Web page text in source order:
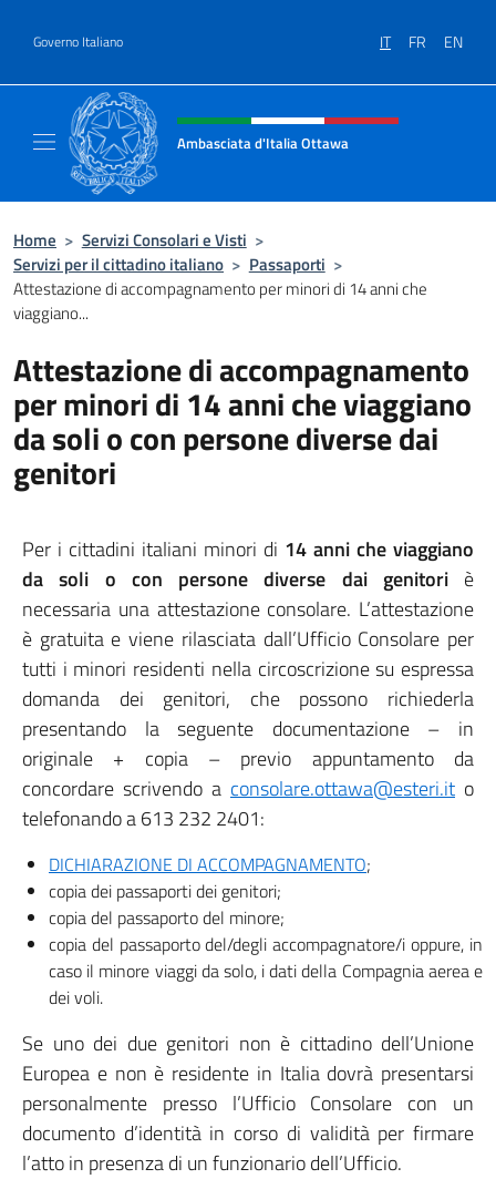
Governo Italiano IT FR EN
Intestazione sito, social e menù
Ambasciata d'Italia Ottawa
Home > Servizi Consolari e Visti >
Servizi per il cittadino italiano > Passaporti >
Attestazione di accompagnamento per minori di 14 anni che
viaggiano...
Attestazione di accompagnamento
per minori di 14 anni che viaggiano
da soli o con persone diverse dai
genitori
Per i cittadini italiani minori di 14 anni che viaggiano
da soli o con persone diverse dai genitoriè
necessaria una attestazione consolare. L’attestazione
è gratuita e viene rilasciata dall’Ufficio Consolare per
tutti i minori residenti nella circoscrizione su espressa
domanda dei genitori, che possono richiederla
presentando la seguente documentazione – in
originale + copia – previo appuntamento da
concordare scrivendo a consolare.ottawa@esteri.it o
telefonando a 613 232 2401:
DICHIARAZIONE DI ACCOMPAGNAMENTO;
copia dei passaporti dei genitori;
copia del passaporto del minore;
copia del passaporto del/degli accompagnatore/i oppure, in
caso il minore viaggi da solo, i dati della Compagnia aerea e
dei voli.
Se uno dei due genitori non è cittadino dell’Unione
Europea e non è residente in Italia dovrà presentarsi
personalmente presso l’Ufficio Consolare con un
documento d’identità in corso di validità per firmare
l’atto in presenza di un funzionario dell’Ufficio.